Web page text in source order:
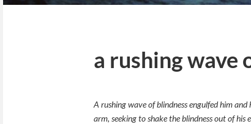
a rushing wave
A rushing wave of blindness engulfed him
arm, seeking to shake the blindness out of